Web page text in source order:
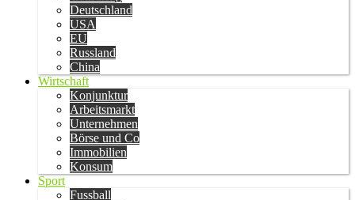
Deutschland
USA
EU
Russland
China
Wirtschaft
Konjunktur
Arbeitsmarkt
Unternehmen
Börse und Co
Immobilien
Konsum
Sport
Fussball